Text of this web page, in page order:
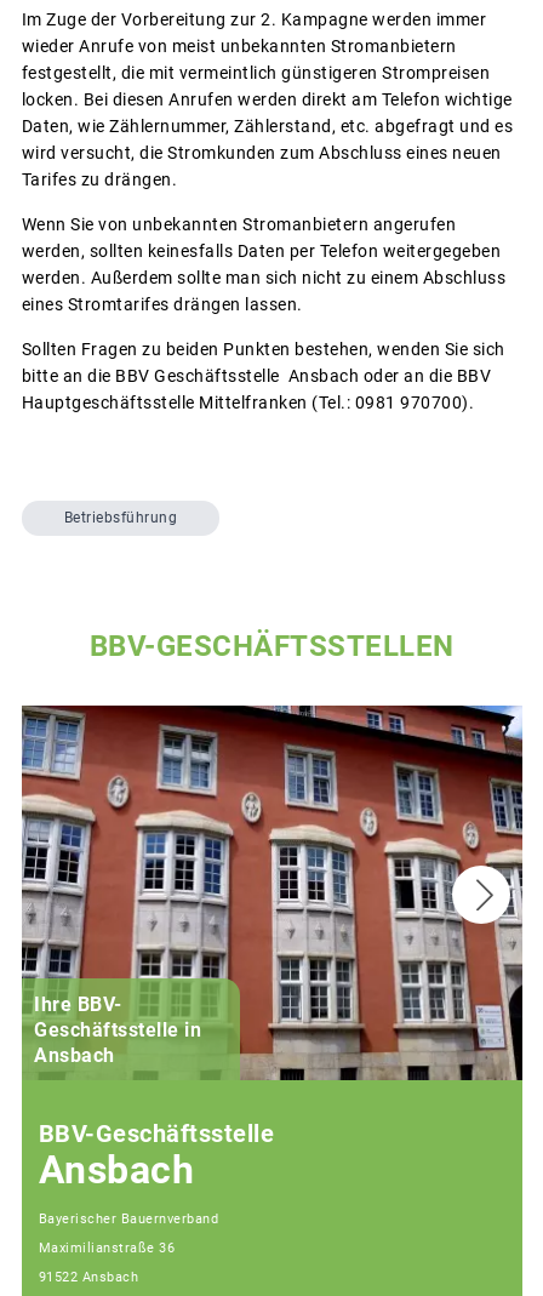
Im Zuge der Vorbereitung zur 2. Kampagne werden immer
wieder Anrufe von meist unbekannten Stromanbietern
festgestellt, die mit vermeintlich günstigeren Strompreisen
locken. Bei diesen Anrufen werden direkt am Telefon wichtige
Daten, wie Zählernummer, Zählerstand, etc. abgefragt und es
wird versucht, die Stromkunden zum Abschluss eines neuen
Tarifes zu drängen.
Wenn Sie von unbekannten Stromanbietern angerufen
werden, sollten keinesfalls Daten per Telefon weitergegeben
werden. Außerdem sollte man sich nicht zu einem Abschluss
eines Stromtarifes drängen lassen.
Sollten Fragen zu beiden Punkten bestehen, wenden Sie sich
bitte an die BBV Geschäftsstelle Ansbach oder an die BBV
Hauptgeschäftsstelle Mittelfranken (Tel.: 0981 970700).
Betriebsführung
BBV-GESCHÄFTSSTELLEN
Ihre BBV-
Geschäftsstelle in
Ansbach
BBV-Geschäftsstelle
Ansbach
Bayerischer Bauernverband
Maximilianstraße 36
91522 Ansbach